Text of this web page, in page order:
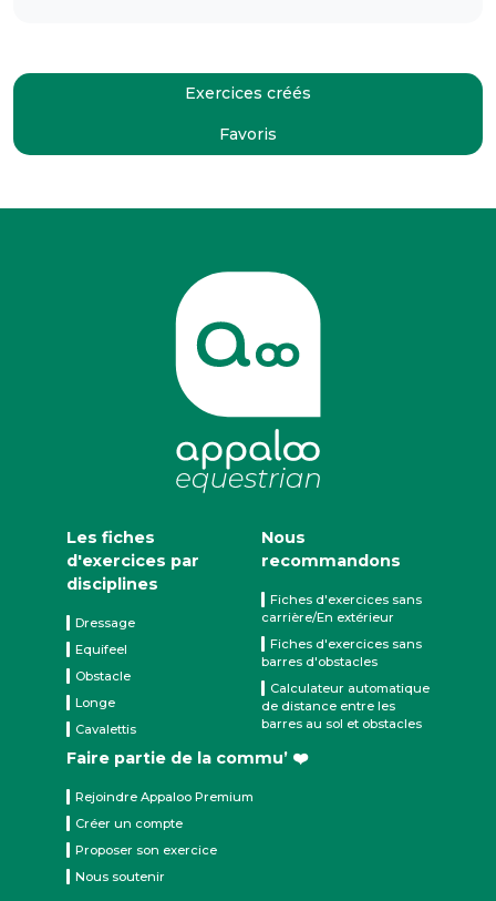
Exercices créés
Favoris
Les fiches
d'exercices par
disciplines
Dressage
Equifeel
Obstacle
Longe
Cavalettis
Nous
recommandons
Fiches d'exercices sans
carrière/En extérieur
Fiches d'exercices sans
barres d'obstacles
Calculateur automatique
de distance entre les
barres au sol et obstacles
Faire partie de la commu’ ❤️
Rejoindre Appaloo Premium
Créer un compte
Proposer son exercice
Nous soutenir